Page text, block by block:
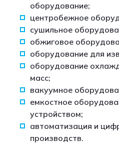
оборудование;
центробежное
сушильное
обжиговое
оборудование для
оборудование
масс;
вакуумное
емкостное
устройством;
автоматизация и
производств.